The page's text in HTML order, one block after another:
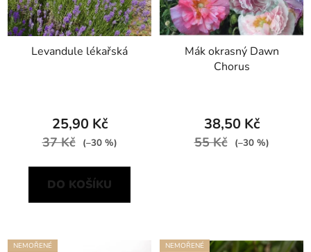
Levandule lékařská
25,90 Kč
37 Kč (–30 %)
DO KOŠÍKU
Mák okrasný Dawn
Chorus
38,50 Kč
55 Kč (–30 %)
NEMOŘENÉ NEMOŘENÉ